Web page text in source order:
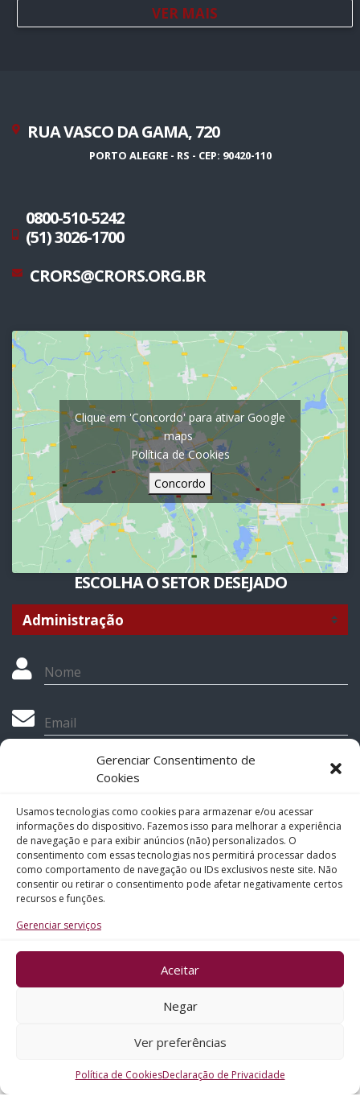
Gerenciar Consentimento de
Cookies
Usamos tecnologias como cookies para armazenar e/ou acessar
informações do dispositivo. Fazemos isso para melhorar a experiência
de navegação e para exibir anúncios (não) personalizados. O
consentimento com essas tecnologias nos permitirá processar dados
como comportamento de navegação ou IDs exclusivos neste site. Não
consentir ou retirar o consentimento pode afetar negativamente certos
recursos e funções.
Gerenciar serviços
Aceitar
Negar
Ver preferências
Política de CookiesDeclaração de Privacidade
VER MAIS
RUA VASCO DA GAMA, 720
PORTO ALEGRE - RS - CEP: 90420-110
0800-510-5242
(51) 3026-1700
CRORS@CRORS.ORG.BR
Clique em 'Concordo' para ativar Google
maps
Política de Cookies
Concordo
ESCOLHA O SETOR DESEJADO
Nome
Email
Telefone
Assunto
Mensagem